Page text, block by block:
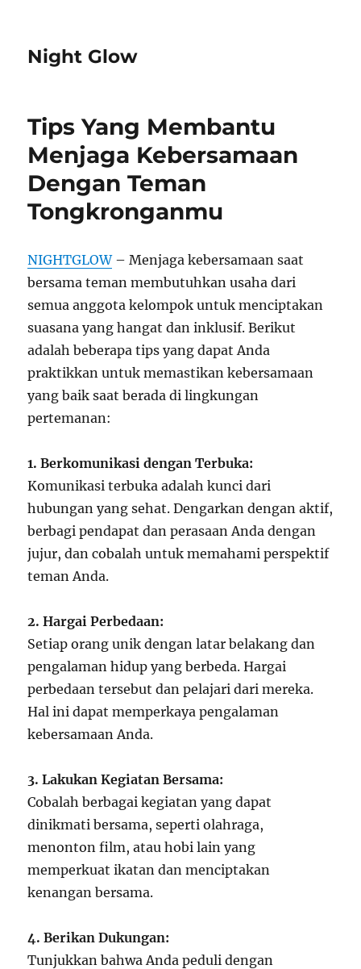
Night Glow
Tips Yang Membantu
Menjaga Kebersamaan
Dengan Teman
Tongkronganmu
NIGHTGLOW– Menjaga kebersamaan saat
bersama teman membutuhkan usaha dari
semua anggota kelompok untuk menciptakan
suasana yang hangat dan inklusif. Berikut
adalah beberapa tips yang dapat Anda
praktikkan untuk memastikan kebersamaan
yang baik saat berada di lingkungan
pertemanan:
1. Berkomunikasi dengan Terbuka:
Komunikasi terbuka adalah kunci dari
hubungan yang sehat. Dengarkan dengan aktif,
berbagi pendapat dan perasaan Anda dengan
jujur, dan cobalah untuk memahami perspektif
teman Anda.
2. Hargai Perbedaan:
Setiap orang unik dengan latar belakang dan
pengalaman hidup yang berbeda. Hargai
perbedaan tersebut dan pelajari dari mereka.
Hal ini dapat memperkaya pengalaman
kebersamaan Anda.
3. Lakukan Kegiatan Bersama:
Cobalah berbagai kegiatan yang dapat
dinikmati bersama, seperti olahraga,
menonton film, atau hobi lain yang
memperkuat ikatan dan menciptakan
kenangan bersama.
4. Berikan Dukungan:
Tunjukkan bahwa Anda peduli dengan